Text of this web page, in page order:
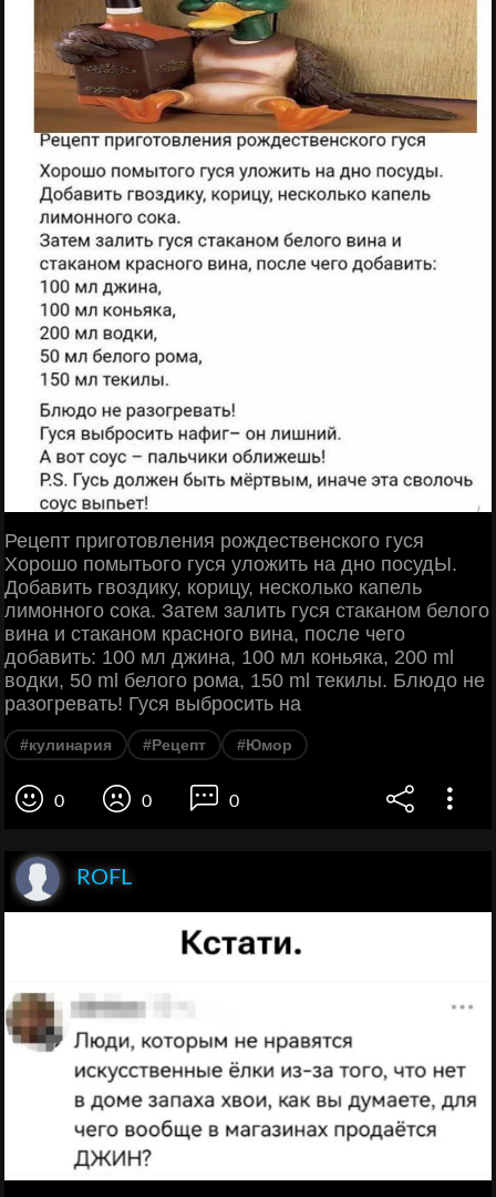
Рецепт приготовления рождественского гуся
Хорошо помытього гуся уложить на дно посудЫ.
Добавить гвоздику, корицу, несколько капель
лимонного сока. Затем залить гуся стаканом белого
вина и стаканом красного вина, после чего
добавить: 100 мл джина, 100 мл коньяка, 200 ml
водки, 50 ml белого рома, 150 ml текилы. Блюдо не
разогревать! Гуся выбросить на
#кулинария #Рецепт #Юмор
0 0 0
ROFL